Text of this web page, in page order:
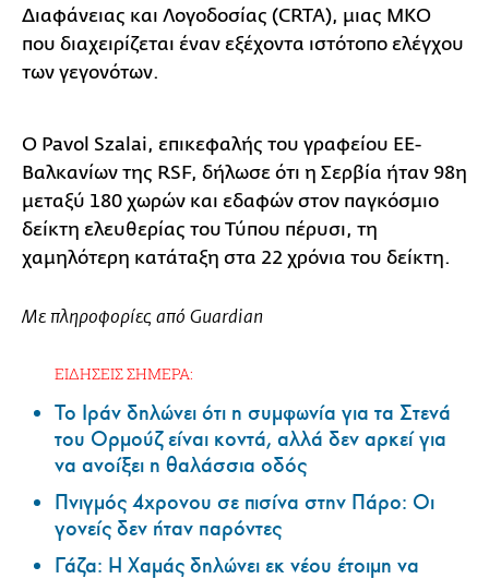
Διαφάνειας και Λογοδοσίας (CRTA), μιας ΜΚΟ
που διαχειρίζεται έναν εξέχοντα ιστότοπο ελέγχου
των γεγονότων.
Ο Pavol Szalai, επικεφαλής του γραφείου ΕΕ-
Βαλκανίων της RSF, δήλωσε ότι η Σερβία ήταν 98η
μεταξύ 180 χωρών και εδαφών στον παγκόσμιο
δείκτη ελευθερίας του Τύπου πέρυσι, τη
χαμηλότερη κατάταξη στα 22 χρόνια του δείκτη.
Με πληροφορίες από Guardian
ΕΙΔΗΣΕΙΣ ΣΗΜΕΡΑ:
Το Ιράν δηλώνει ότι η συμφωνία για τα Στενά
του Ορμούζ είναι κοντά, αλλά δεν αρκεί για
να ανοίξει η θαλάσσια οδός
Πνιγμός 4χρονου σε πισίνα στην Πάρο: Οι
γονείς δεν ήταν παρόντες
Γάζα: Η Χαμάς δηλώνει εκ νέου έτοιμη να